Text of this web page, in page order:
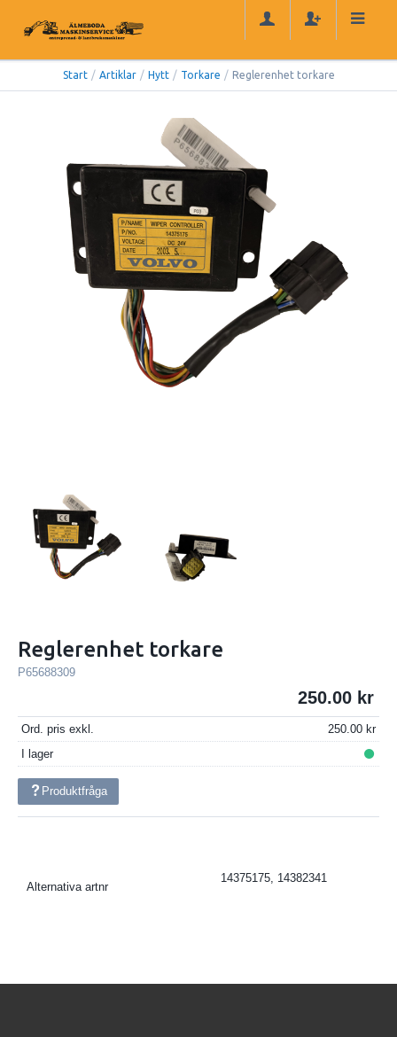
Start / Artiklar / Hytt / Torkare / Reglerenhet torkare
Reglerenhet torkare
P65688309
250.00
Ord. pris exkl.
250.00
I lager
Produktfråga
Alternativa artnr
14375175, 14382341